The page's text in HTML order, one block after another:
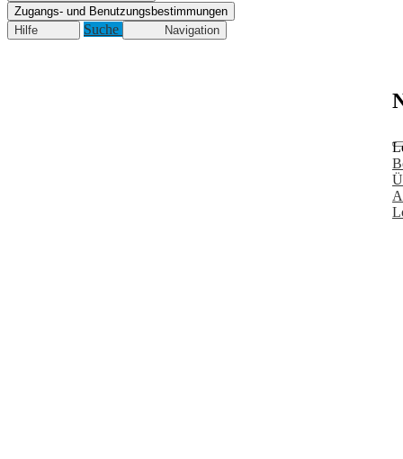
Zugangs- und Benutzungsbestimmungen
Hilfe
Suche Navigation